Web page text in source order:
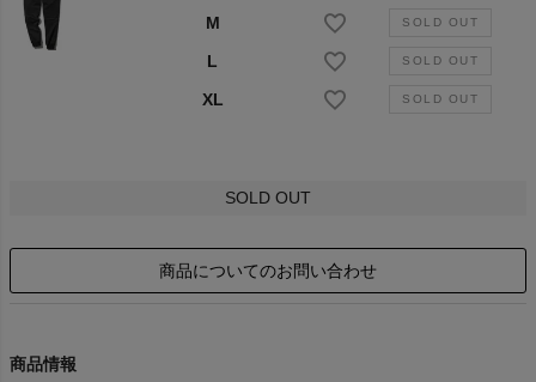
M
L
XL
SOLD OUT
商品についてのお問い合わせ
商品情報